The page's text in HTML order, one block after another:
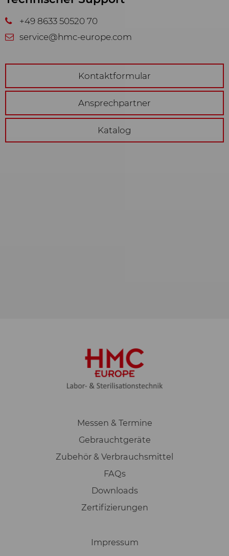
+49 8633 50520 70
service@hmc-europe.com
Kontaktformular
Ansprechpartner
Katalog
Messen & Termine
Gebrauchtgeräte
Zubehör & Verbrauchsmittel
FAQs
Downloads
Zertifizierungen
Impressum